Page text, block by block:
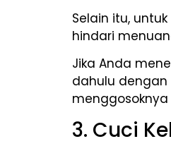
Selain itu,
hindari
Jika Anda
dahulu
3. Cuci